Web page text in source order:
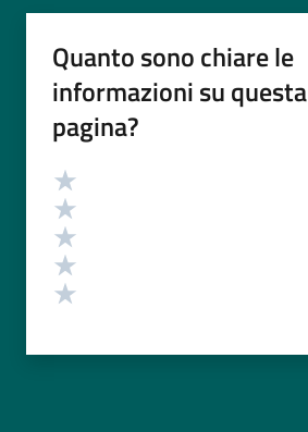
Quanto sono chiare le
informazioni su questa
pagina?
Valutazione